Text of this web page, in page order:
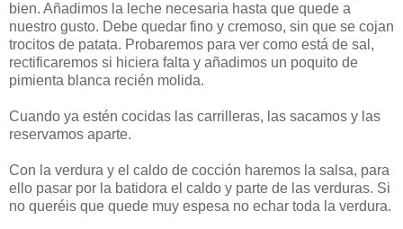
bien. Añadimos la leche necesaria hasta que quede a
nuestro gusto. Debe quedar fino y cremoso, sin que se cojan
trocitos de patata. Probaremos para ver como está de sal,
rectificaremos si hiciera falta y añadimos un poquito de
pimienta blanca recién molida.
Cuando ya estén cocidas las carrilleras, las sacamos y las
reservamos aparte.
Con la verdura y el caldo de cocción haremos la salsa, para
ello pasar por la batidora el caldo y parte de las verduras. Si
no queréis que quede muy espesa no echar toda la verdura.